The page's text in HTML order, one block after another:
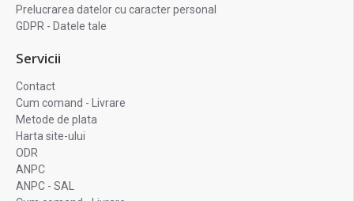
Prelucrarea datelor cu caracter personal
GDPR - Datele tale
Servicii
Contact
Cum comand - Livrare
Metode de plata
Harta site-ului
ODR
ANPC
ANPC - SAL